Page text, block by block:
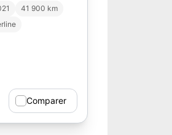
41 900 km
Comparer